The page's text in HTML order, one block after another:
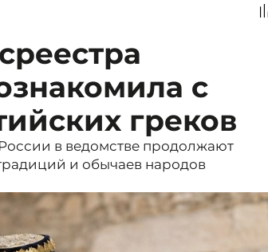
с
греков
в ведомстве продолжают
и обычаев народов